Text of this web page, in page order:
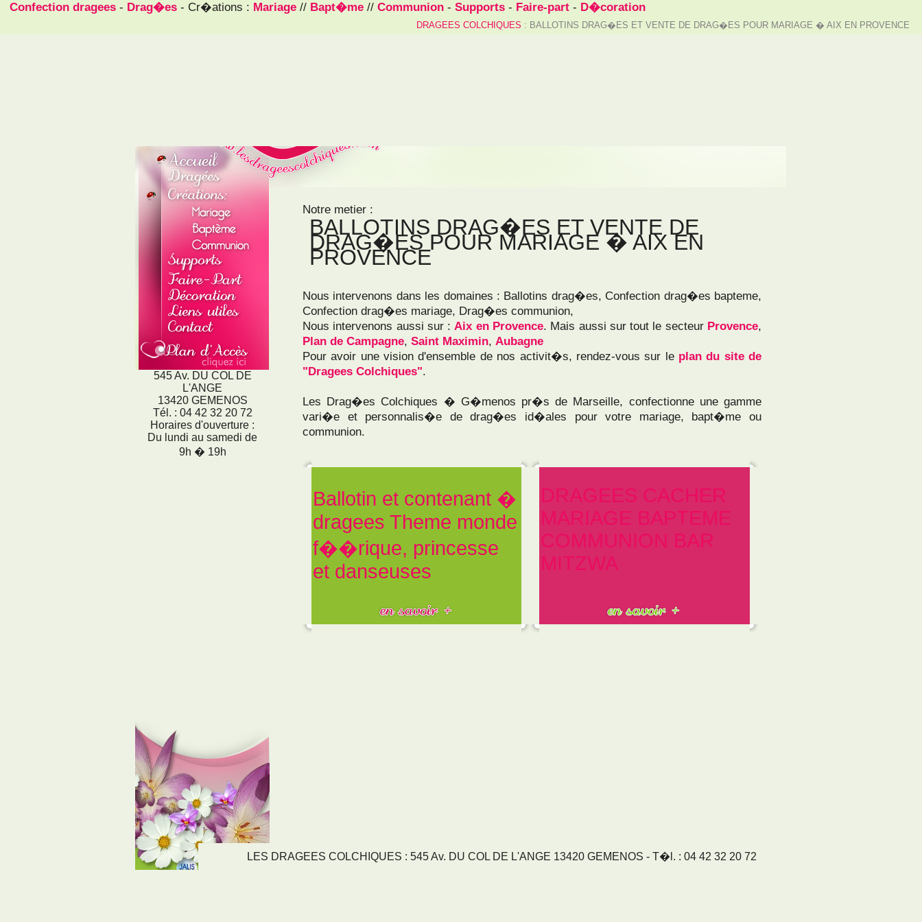
Confection dragees- Drag�es- Cr�ations : Mariage// Bapt�me// Communion- Supports- Faire-part- D�coration
DRAGEES COLCHIQUES : BALLOTINS DRAG�ES ET VENTE DE DRAG�ES POUR MARIAGE � AIX EN PROVENCE
545 Av. DU COL DE
L'ANGE
13420 GEMENOS
Tél. : 04 42 32 20 72
Horaires d'ouverture :
Du lundi au samedi de
9h � 19h
Notre metier :
BALLOTINS DRAG�ES ET VENTE DE
DRAG�ES POUR MARIAGE � AIX EN
PROVENCE
Nous intervenons dans les domaines : Ballotins drag�es, Confection drag�es bapteme,
Confection drag�es mariage, Drag�es communion,
Nous intervenons aussi sur :Aix en Provence. Mais aussi sur tout le secteur Provence,
Plan de Campagne, Saint Maximin, Aubagne
Pour avoir une vision d'ensemble de nos activit�s, rendez-vous sur le plan du site de
"Dragees Colchiques".
Les Drag�es Colchiques � G�menos pr�s de Marseille, confectionne une gamme
vari�e et personnalis�e de drag�es id�ales pour votre mariage, bapt�me ou
communion.
Ballotin et contenant �
dragees Theme monde
f��rique, princesse
et danseuses
DRAGEES CACHER
MARIAGE BAPTEME
COMMUNION BAR
MITZWA
LES DRAGEES COLCHIQUES : 545 Av. DU COL DE L'ANGE 13420 GEMENOS - T�l. : 04 42 32 20 72